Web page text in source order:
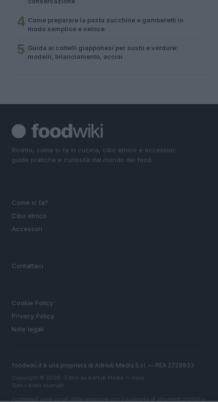
4 Come preparare la pasta zucchine e gamberetti in
modo semplice e veloce
5 Guida ai coltelli giapponesi per sushi e verdure:
modelli, bilanciamento, acciai
Ricette, come si fa in cucina, cibo etnico e accessori:
guide pratiche e curiosità dal mondo del food.
Come si fa?
Cibo etnico
Accessori
Contattaci
Cookie Policy
Privacy Policy
Note legali
foodwiki.it è una proprietà di AdHub Media S.r.l. — REA 2729933
Copyright © 2026 · Edito da AdHub Media — Italia
Tutti i diritti riservati
I contenuti sono curati dalla redazione con il supporto di strumenti digitali e